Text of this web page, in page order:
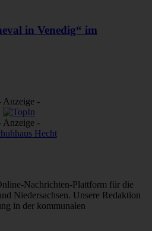
in Venedig“ im
Anzeige -
Anzeige -
Nachrichten-Plattform für die
Niedersachsen. Unsere Redaktion
in der kommunalen